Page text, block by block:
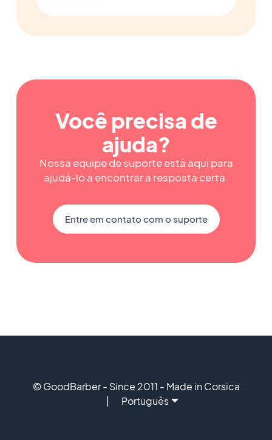
Você precisa de
ajuda?
Nossa equipe de suporte está aqui para
ajudá-lo a encontrar a resposta certa.
Entre em contato com o suporte
© GoodBarber - Since 2011 - Made in Corsica
Português